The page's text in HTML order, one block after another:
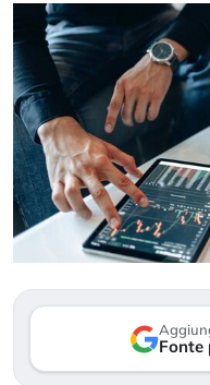
Fonte